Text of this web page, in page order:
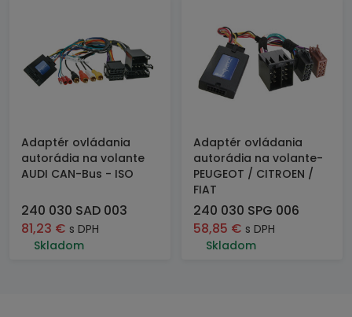
Adaptér ovládania
autorádia na volante
AUDI CAN-Bus - ISO
240 030 SAD 003
81,23 € s DPH
Skladom
Adaptér ovládania
autorádia na volante-
PEUGEOT / CITROEN /
FIAT
240 030 SPG 006
58,85 € s DPH
Skladom